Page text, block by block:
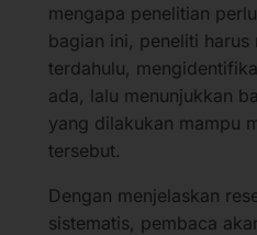
mengapa penelitian
bagian ini, peneliti harus
terdahulu,
ada, lalu menunjukkan
yang dilakukan mampu
tersebut.
Dengan menjelaskan
sistematis, pembaca